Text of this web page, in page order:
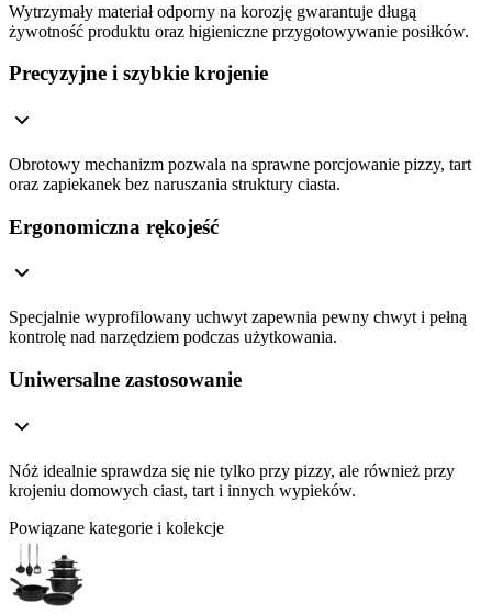
Wytrzymały materiał odporny na korozję gwarantuje długą
żywotność produktu oraz higieniczne przygotowywanie posiłków.
Precyzyjne i szybkie krojenie
Obrotowy mechanizm pozwala na sprawne porcjowanie pizzy, tart
oraz zapiekanek bez naruszania struktury ciasta.
Ergonomiczna rękojeść
Specjalnie wyprofilowany uchwyt zapewnia pewny chwyt i pełną
kontrolę nad narzędziem podczas użytkowania.
Uniwersalne zastosowanie
Nóż idealnie sprawdza się nie tylko przy pizzy, ale również przy
krojeniu domowych ciast, tart i innych wypieków.
Powiązane kategorie i kolekcje